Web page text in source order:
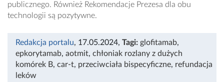
publicznego. Również Rekomendacje Prezesa dla obu
technologii są pozytywne.
Redakcja portalu, 17.05.2024, Tagi: glofitamab,
epkorytamab, aotmit, chłoniak rozlany z dużych
komórek B, car-t, przeciwciała bispecyficzne, refundacja
leków